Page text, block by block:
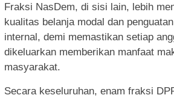
Fraksi NasDem, di sisi lain, lebih
kualitas belanja modal dan
internal, demi memastikan setiap
dikeluarkan memberikan manfaat
masyarakat.
Secara keseluruhan, enam fraksi